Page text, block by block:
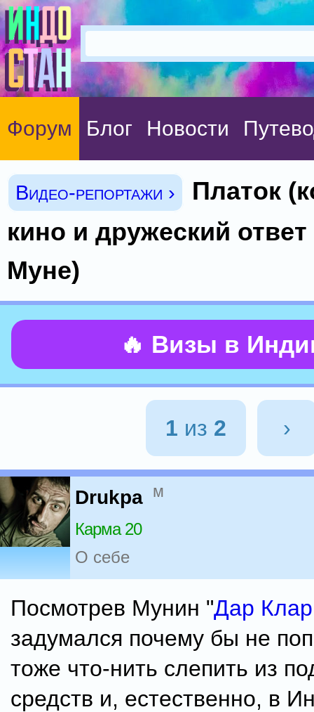
Форум Блог Новости
Видео-репортажи ›
Платок
кино и дружеский
Муне)
🔥 Визы в
1 из 2 ›
Drukpa м
Карма 20
О себе
Посмотрев Мунин "Дар
задумался почему бы не
тоже что-нить слепить из
средств и, естественно, в